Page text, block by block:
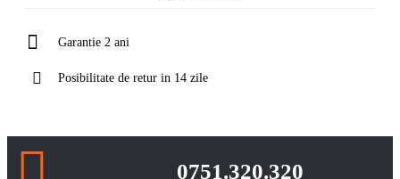
Garantie 2 ani
Posibilitate de retur in 14 zile
0751.320.320